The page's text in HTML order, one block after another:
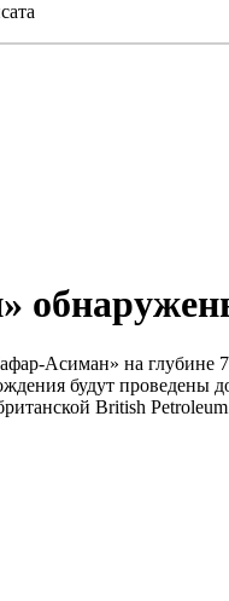
Асиман» на глубине
будут проведены
British